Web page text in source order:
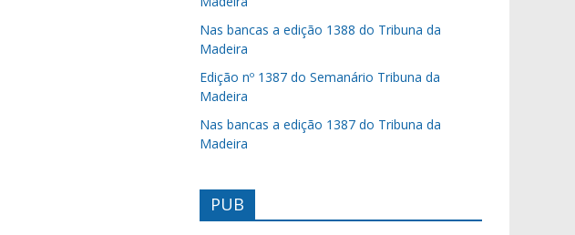
Nas bancas a edição 1388 do Tribuna da
Madeira
Edição nº 1387 do Semanário Tribuna da
Madeira
Nas bancas a edição 1387 do Tribuna da
Madeira
PUB